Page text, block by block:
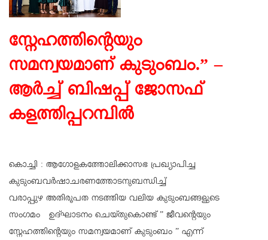
സ്നേഹത്തിന്റെയും
സമന്വയമാണ് കുടുംബം.” –
ആർച്ച് ബിഷപ്പ് ജോസഫ്
കളത്തിപ്പറമ്പിൽ
കൊച്ചി : ആഗോളകത്തോലിക്കാസഭ പ്രഖ്യാപിച്ച
കുടുംബവർഷാചരണത്തോടനുബന്ധിച്ച്
വരാപ്പുഴ അതിരൂപത നടത്തിയ വലിയ കുടുംബങ്ങളുടെ
സംഗമം ഉദ്‌ഘാടനം ചെയ്തുകൊണ്ട് ” ജീവന്റെയും
സ്നേഹത്തിന്റെയും സമന്വയമാണ് കുടുംബം ” എന്ന്